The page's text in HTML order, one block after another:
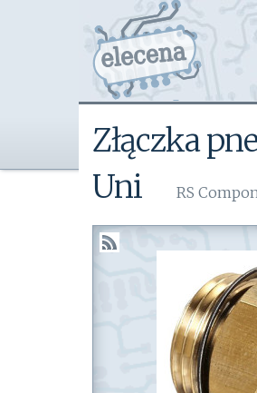
Złączka
Uni
RS